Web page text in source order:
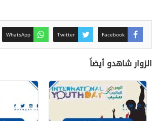
Facebook
Twitter
WhatsApp
الزوار شاهدو أيضاً